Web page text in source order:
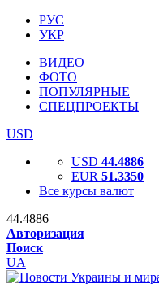
РУС
УКР
ВИДЕО
ФОТО
ПОПУЛЯРНЫЕ
СПЕЦПРОЕКТЫ
USD
USD 44.4886
EUR 51.3350
Все курсы валют
44.4886
Авторизация
Поиск
UA